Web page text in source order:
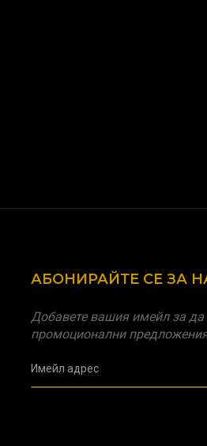
АБОНИРАЙТЕ СЕ ЗА
Добавете вашия имейл за
промоционални